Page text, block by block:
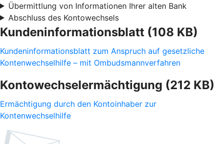
Übermittlung von Informationen Ihrer alten Bank
Abschluss des Kontowechsels
Kundeninformationsblatt (108 KB)
Kundeninformationsblatt zum Anspruch auf gesetzliche
Kontenwechselhilfe – mit Ombudsmannverfahren
Kontowechselermächtigung (212 KB)
Ermächtigung durch den Kontoinhaber zur
Kontenwechselhilfe